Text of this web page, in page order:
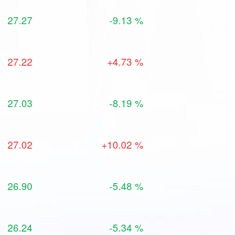
27.27 -9.13 %
27.22 +4.73 %
27.03 -8.19 %
27.02 +10.02 %
26.90 -5.48 %
26.24 -5.34 %